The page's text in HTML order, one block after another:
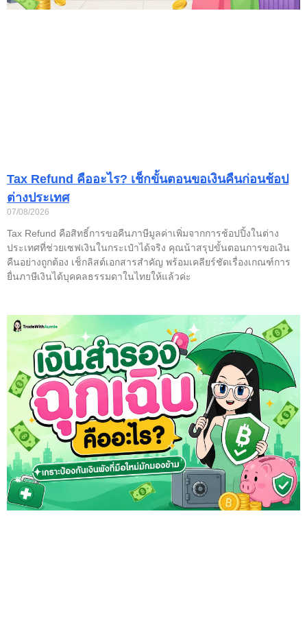
Tax Refund คืออะไร? เช็กขั้นตอนขอเงินคืนก่อนช้อป
ต่างประเทศ
07/08/2026
Tax Refund คือสิทธิ์การขอคืนภาษีมูลค่าเพิ่มจากการช้อปปิ้งในต่าง
ประเทศที่ช่วยเซฟเงินในกระเป๋าได้จริง คุณน้าสรุปขั้นตอนการขอเงิน
คืนอย่างถูกต้อง เช็กลิสต์เอกสารสำคัญ พร้อมเคลียร์ชัดเรื่องเกณฑ์การ
ยื่นภาษีเงินได้บุคคลธรรมดาในไทยให้แล้วค่ะ